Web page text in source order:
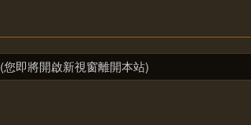
(您即將開啟新視窗離開本站)